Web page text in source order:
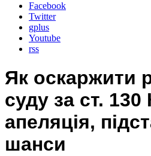
Facebook
Twitter
gplus
Youtube
rss
Як оскаржити
суду за ст.
апеляція,
шанси